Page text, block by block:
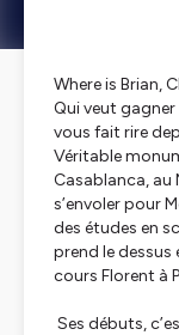
Where is Brian,
Qui veut gagner
vous fait rire
Véritable
Casablanca, au
s’envoler pour
des études en
prend le dessus
cours Florent à
Ses débuts,